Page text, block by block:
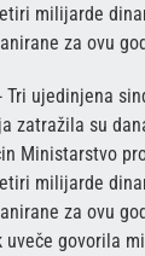
milijarde
za ovu
- Tri ujedinjena
zatražila su
Ministarstvo
milijarde
za ovu
uveče govorila